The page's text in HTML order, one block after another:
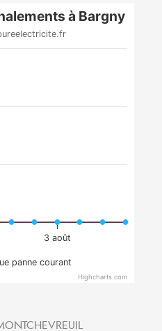
à Bargny
3 août
panne courant
Highcharts.com